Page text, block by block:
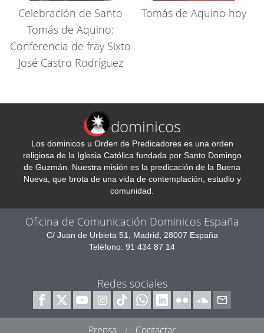
Celebración de Santo
Tomás de Aquino:
Conferencia de fray Sixto
José Castro Rodríguez
Tomás de Aquino hoy
dominicos
Los dominicos u Orden de Predicadores es una orden
religiosa de la Iglesia Católica fundada por Santo Domingo
de Guzmán. Nuestra misión es la predicación de la Buena
Nueva, que brota de una vida de contemplación, estudio y
comunidad.
Oficina de Comunicación Dominicos España
C/ Juan de Urbieta 51, Madrid, 28007 España
Teléfono: 91 434 87 14
Redes sociales
Prensa / Contactar